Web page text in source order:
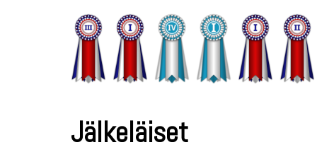
Jälkeläiset